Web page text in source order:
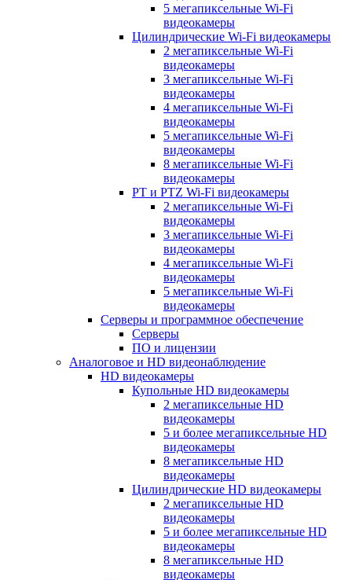
5 мегапиксельные Wi-Fi
видеокамеры
Цилиндрические Wi-Fi видеокамеры
2 мегапиксельные Wi-Fi
видеокамеры
3 мегапиксельные Wi-Fi
видеокамеры
4 мегапиксельные Wi-Fi
видеокамеры
5 мегапиксельные Wi-Fi
видеокамеры
8 мегапиксельные Wi-Fi
видеокамеры
PT и PTZ Wi-Fi видеокамеры
2 мегапиксельные Wi-Fi
видеокамеры
3 мегапиксельные Wi-Fi
видеокамеры
4 мегапиксельные Wi-Fi
видеокамеры
5 мегапиксельные Wi-Fi
видеокамеры
Серверы и программное обеспечение
Серверы
ПО и лицензии
Аналоговое и HD видеонаблюдение
HD видеокамеры
Купольные HD видеокамеры
2 мегапиксельные HD
видеокамеры
5 и более мегапиксельные HD
видеокамеры
8 мегапиксельные HD
видеокамеры
Цилиндрические HD видеокамеры
2 мегапиксельные HD
видеокамеры
5 и более мегапиксельные HD
видеокамеры
8 мегапиксельные HD
видеокамеры